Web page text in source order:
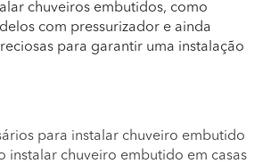
chuveiros embutidos, como
com pressurizador e ainda
para garantir uma instalação
para instalar chuveiro embutido
instalar chuveiro embutido em casas